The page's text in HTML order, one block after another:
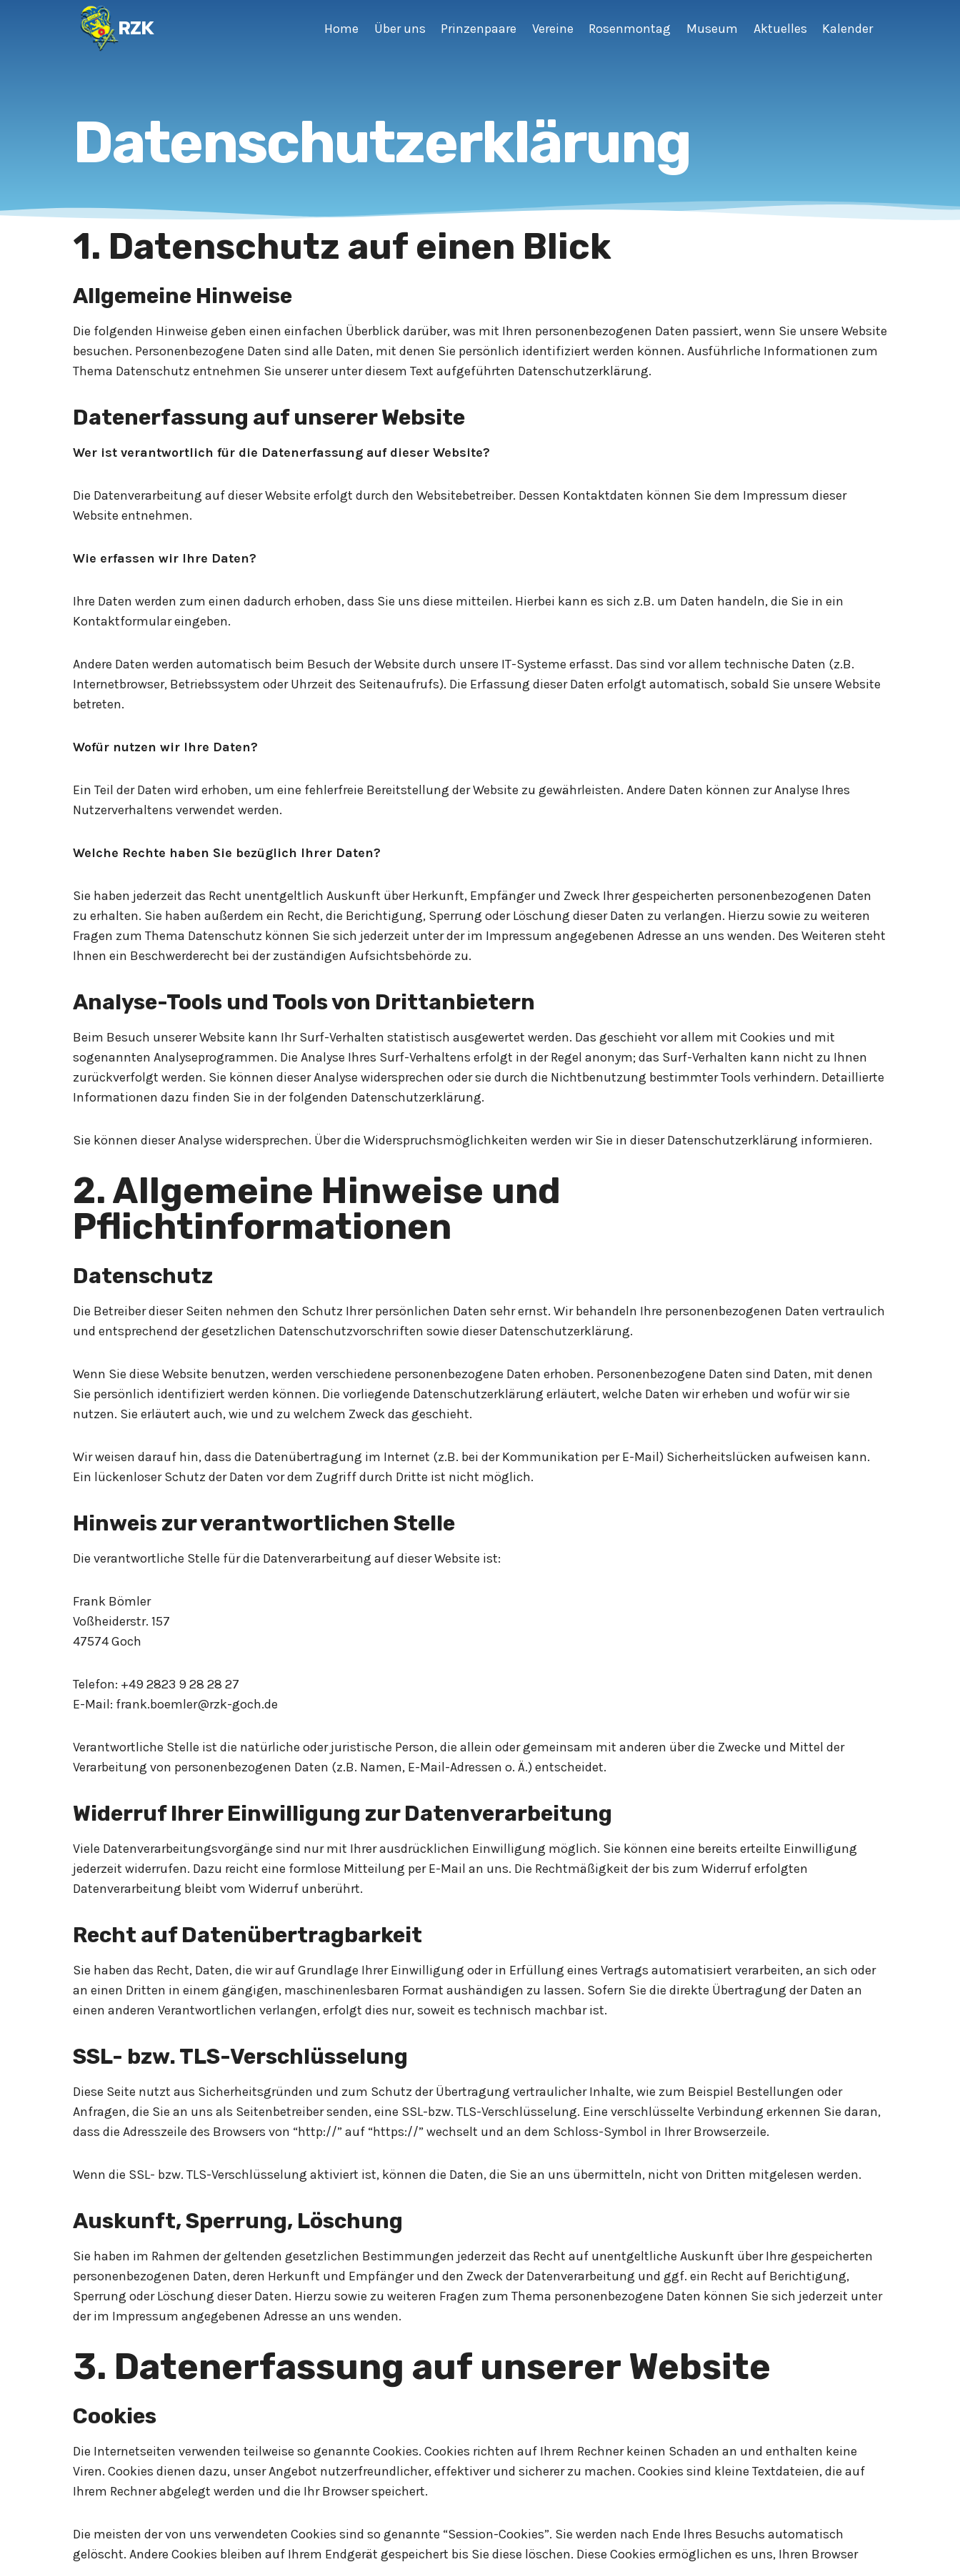
RZK Home Über uns Prinzenpaare Vereine Rosenmontag Museum Aktuelles Kalender
Datenschutzerklärung
1. Datenschutz auf einen Blick
Allgemeine Hinweise
Die folgenden Hinweise geben einen einfachen Überblick darüber, was mit Ihren personenbezogenen Daten passiert, wenn Sie unsere Website
besuchen. Personenbezogene Daten sind alle Daten, mit denen Sie persönlich identifiziert werden können. Ausführliche Informationen zum
Thema Datenschutz entnehmen Sie unserer unter diesem Text aufgeführten Datenschutzerklärung.
Datenerfassung auf unserer Website
Wer ist verantwortlich für die Datenerfassung auf dieser Website?
Die Datenverarbeitung auf dieser Website erfolgt durch den Websitebetreiber. Dessen Kontaktdaten können Sie dem Impressum dieser
Website entnehmen.
Wie erfassen wir Ihre Daten?
Ihre Daten werden zum einen dadurch erhoben, dass Sie uns diese mitteilen. Hierbei kann es sich z.B. um Daten handeln, die Sie in ein
Kontaktformular eingeben.
Andere Daten werden automatisch beim Besuch der Website durch unsere IT-Systeme erfasst. Das sind vor allem technische Daten (z.B.
Internetbrowser, Betriebssystem oder Uhrzeit des Seitenaufrufs). Die Erfassung dieser Daten erfolgt automatisch, sobald Sie unsere Website
betreten.
Wofür nutzen wir Ihre Daten?
Ein Teil der Daten wird erhoben, um eine fehlerfreie Bereitstellung der Website zu gewährleisten. Andere Daten können zur Analyse Ihres
Nutzerverhaltens verwendet werden.
Welche Rechte haben Sie bezüglich Ihrer Daten?
Sie haben jederzeit das Recht unentgeltlich Auskunft über Herkunft, Empfänger und Zweck Ihrer gespeicherten personenbezogenen Daten
zu erhalten. Sie haben außerdem ein Recht, die Berichtigung, Sperrung oder Löschung dieser Daten zu verlangen. Hierzu sowie zu weiteren
Fragen zum Thema Datenschutz können Sie sich jederzeit unter der im Impressum angegebenen Adresse an uns wenden. Des Weiteren steht
Ihnen ein Beschwerderecht bei der zuständigen Aufsichtsbehörde zu.
Analyse-Tools und Tools von Drittanbietern
Beim Besuch unserer Website kann Ihr Surf-Verhalten statistisch ausgewertet werden. Das geschieht vor allem mit Cookies und mit
sogenannten Analyseprogrammen. Die Analyse Ihres Surf-Verhaltens erfolgt in der Regel anonym; das Surf-Verhalten kann nicht zu Ihnen
zurückverfolgt werden. Sie können dieser Analyse widersprechen oder sie durch die Nichtbenutzung bestimmter Tools verhindern. Detaillierte
Informationen dazu finden Sie in der folgenden Datenschutzerklärung.
Sie können dieser Analyse widersprechen. Über die Widerspruchsmöglichkeiten werden wir Sie in dieser Datenschutzerklärung informieren.
2. Allgemeine Hinweise und
Pflichtinformationen
Datenschutz
Die Betreiber dieser Seiten nehmen den Schutz Ihrer persönlichen Daten sehr ernst. Wir behandeln Ihre personenbezogenen Daten vertraulich
und entsprechend der gesetzlichen Datenschutzvorschriften sowie dieser Datenschutzerklärung.
Wenn Sie diese Website benutzen, werden verschiedene personenbezogene Daten erhoben. Personenbezogene Daten sind Daten, mit denen
Sie persönlich identifiziert werden können. Die vorliegende Datenschutzerklärung erläutert, welche Daten wir erheben und wofür wir sie
nutzen. Sie erläutert auch, wie und zu welchem Zweck das geschieht.
Wir weisen darauf hin, dass die Datenübertragung im Internet (z.B. bei der Kommunikation per E-Mail) Sicherheitslücken aufweisen kann.
Ein lückenloser Schutz der Daten vor dem Zugriff durch Dritte ist nicht möglich.
Hinweis zur verantwortlichen Stelle
Die verantwortliche Stelle für die Datenverarbeitung auf dieser Website ist:
Frank Bömler
Voßheiderstr. 157
47574 Goch
Telefon: +49 2823 9 28 28 27
E-Mail: frank.boemler@rzk-goch.de
Verantwortliche Stelle ist die natürliche oder juristische Person, die allein oder gemeinsam mit anderen über die Zwecke und Mittel der
Verarbeitung von personenbezogenen Daten (z.B. Namen, E-Mail-Adressen o. Ä.) entscheidet.
Widerruf Ihrer Einwilligung zur Datenverarbeitung
Viele Datenverarbeitungsvorgänge sind nur mit Ihrer ausdrücklichen Einwilligung möglich. Sie können eine bereits erteilte Einwilligung
jederzeit widerrufen. Dazu reicht eine formlose Mitteilung per E-Mail an uns. Die Rechtmäßigkeit der bis zum Widerruf erfolgten
Datenverarbeitung bleibt vom Widerruf unberührt.
Recht auf Datenübertragbarkeit
Sie haben das Recht, Daten, die wir auf Grundlage Ihrer Einwilligung oder in Erfüllung eines Vertrags automatisiert verarbeiten, an sich oder
an einen Dritten in einem gängigen, maschinenlesbaren Format aushändigen zu lassen. Sofern Sie die direkte Übertragung der Daten an
einen anderen Verantwortlichen verlangen, erfolgt dies nur, soweit es technisch machbar ist.
SSL- bzw. TLS-Verschlüsselung
Diese Seite nutzt aus Sicherheitsgründen und zum Schutz der Übertragung vertraulicher Inhalte, wie zum Beispiel Bestellungen oder
Anfragen, die Sie an uns als Seitenbetreiber senden, eine SSL-bzw. TLS-Verschlüsselung. Eine verschlüsselte Verbindung erkennen Sie daran,
dass die Adresszeile des Browsers von “http://” auf “https://” wechselt und an dem Schloss-Symbol in Ihrer Browserzeile.
Wenn die SSL- bzw. TLS-Verschlüsselung aktiviert ist, können die Daten, die Sie an uns übermitteln, nicht von Dritten mitgelesen werden.
Auskunft, Sperrung, Löschung
Sie haben im Rahmen der geltenden gesetzlichen Bestimmungen jederzeit das Recht auf unentgeltliche Auskunft über Ihre gespeicherten
personenbezogenen Daten, deren Herkunft und Empfänger und den Zweck der Datenverarbeitung und ggf. ein Recht auf Berichtigung,
Sperrung oder Löschung dieser Daten. Hierzu sowie zu weiteren Fragen zum Thema personenbezogene Daten können Sie sich jederzeit unter
der im Impressum angegebenen Adresse an uns wenden.
3. Datenerfassung auf unserer Website
Cookies
Die Internetseiten verwenden teilweise so genannte Cookies. Cookies richten auf Ihrem Rechner keinen Schaden an und enthalten keine
Viren. Cookies dienen dazu, unser Angebot nutzerfreundlicher, effektiver und sicherer zu machen. Cookies sind kleine Textdateien, die auf
Ihrem Rechner abgelegt werden und die Ihr Browser speichert.
Die meisten der von uns verwendeten Cookies sind so genannte “Session-Cookies”. Sie werden nach Ende Ihres Besuchs automatisch
gelöscht. Andere Cookies bleiben auf Ihrem Endgerät gespeichert bis Sie diese löschen. Diese Cookies ermöglichen es uns, Ihren Browser